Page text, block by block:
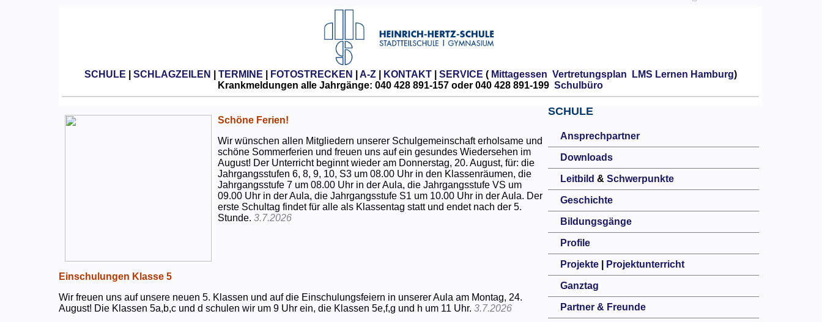
SCHULE SCHLAGZEILEN TERMINE FOTOSTRECKEN A-Z| KONTAKT| SERVICE ( Mittagessen Vertretungsplan LMS Lernen Hamburg)
Krankmeldungen alle Jahrgänge: 040 428 891-157 oder 040 428 891-199 Schulbüro
Schöne Ferien!
Wir wünschen allen Mitgliedern unserer Schulgemeinschaft erholsame und
schöne Sommerferien und freuen uns auf ein gesundes Wiedersehen im
August! Der Unterricht beginnt wieder am Donnerstag, 20. August, für: die
Jahrgangsstufen 6, 8, 9, 10, S3 um 08.00 Uhr in den Klassenräumen, die
Jahrgangsstufe 7 um 08.00 Uhr in der Aula, die Jahrgangsstufe VS um
09.00 Uhr in der Aula, die Jahrgangsstufe S1 um 10.00 Uhr in der Aula. Der
erste Schultag findet für alle als Klassentag statt und endet nach der 5.
Stunde.3.7.2026
Einschulungen Klasse 5
Wir freuen uns auf unsere neuen 5. Klassen und auf die Einschulungsfeiern in unserer Aula am Montag, 24.
August! Die Klassen 5a,b,c und d schulen wir um 9 Uhr ein, die Klassen 5e,f,g und h um 11 Uhr.3.7.2026
SCHULE
Ansprechpartner
Downloads
Leitbild & Schwerpunkte
Geschichte
Bildungsgänge
Profile
Projekte| Projektunterricht
Ganztag
Partner & Freunde